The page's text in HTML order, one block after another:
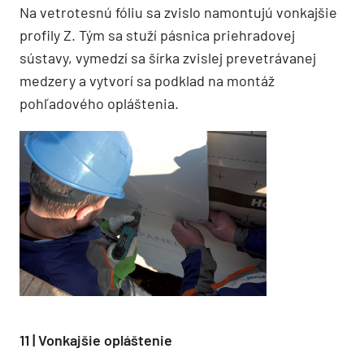
Na vetrotesnú fóliu sa zvislo namontujú vonkajšie
profily Z. Tým sa stuží pásnica priehradovej
sústavy, vymedzí sa šírka zvislej prevetrávanej
medzery a vytvorí sa podklad na montáž
pohľadového opláštenia.
11 | Vonkajšie opláštenie